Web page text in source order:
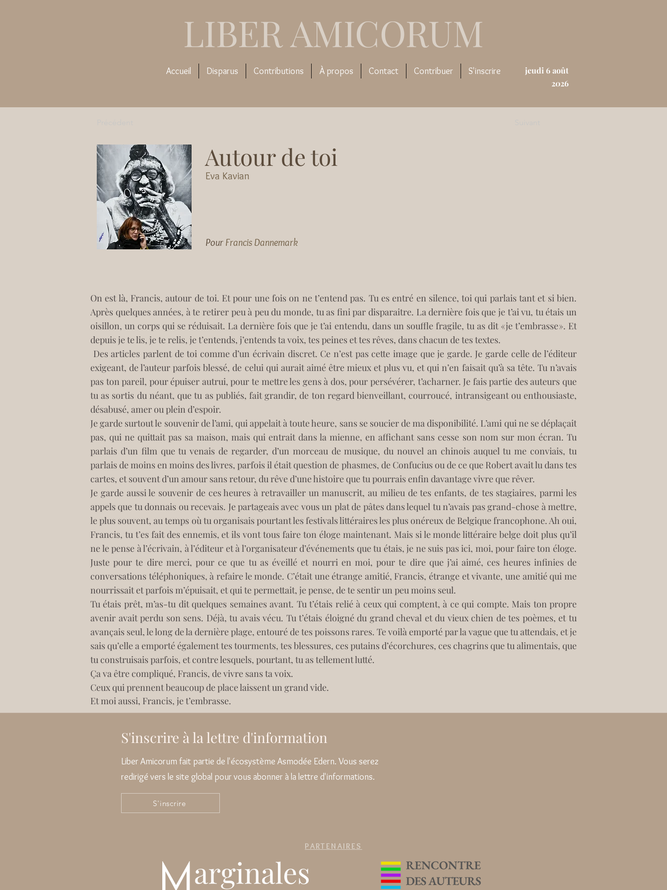
LIBER AMICORUM
Accueil Disparus Contributions À propos Contact Contribuer S'inscrire
jeudi 6 août
2026
Autour de toi
Eva Kavian
Pour Francis Dannemark
On est là, Francis, autour de toi. Et pour une fois on ne t’entend pas. Tu es entré en silence, toi qui parlais tant et si bien.
Après quelques années, à te retirer peu à peu du monde, tu as fini par disparaitre. La dernière fois que je t’ai vu, tu étais un
oisillon, un corps qui se réduisait. La dernière fois que je t’ai entendu, dans un souffle fragile, tu as dit « je t’embrasse ». Et
depuis je te lis, je te relis, je t’entends, j’entends ta voix, tes peines et tes rêves, dans chacun de tes textes.
exigeant, de l’auteur parfois blessé, de celui qui aurait aimé être mieux et plus vu, et qui n’en faisait qu’à sa tête. Tu n’avais
pas ton pareil, pour épuiser autrui, pour te mettre les gens à dos, pour persévérer, t’acharner. Je fais partie des auteurs que
tu as sortis du néant, que tu as publiés, fait grandir, de ton regard bienveillant, courroucé, intransigeant ou enthousiaste,
désabusé, amer ou plein d’espoir.
Je garde surtout le souvenir de l’ami, qui appelait à toute heure, sans se soucier de ma disponibilité. L’ami qui ne se déplaçait
pas, qui ne quittait pas sa maison, mais qui entrait dans la mienne, en affichant sans cesse son nom sur mon écran. Tu
parlais d’un film que tu venais de regarder, d’un morceau de musique, du nouvel an chinois auquel tu me conviais, tu
parlais de moins en moins des livres, parfois il était question de phasmes, de Confucius ou de ce que Robert avait lu dans tes
cartes, et souvent d’un amour sans retour, du rêve d’une histoire que tu pourrais enfin davantage vivre que rêver.
Je garde aussi le souvenir de ces heures à retravailler un manuscrit, au milieu de tes enfants, de tes stagiaires, parmi les
appels que tu donnais ou recevais. Je partageais avec vous un plat de pâtes dans lequel tu n’avais pas grand-chose à mettre,
le plus souvent, au temps où tu organisais pourtant les festivals littéraires les plus onéreux de Belgique francophone. Ah oui,
Francis, tu t’es fait des ennemis, et ils vont tous faire ton éloge maintenant. Mais si le monde littéraire belge doit plus qu’il
ne le pense à l’écrivain, à l’éditeur et à l’organisateur d’événements que tu étais, je ne suis pas ici, moi, pour faire ton éloge.
Juste pour te dire merci, pour ce que tu as éveillé et nourri en moi, pour te dire que j’ai aimé, ces heures infinies de
conversations téléphoniques, à refaire le monde. C’était une étrange amitié, Francis, étrange et vivante, une amitié qui me
nourrissait et parfois m’épuisait, et qui te permettait, je pense, de te sentir un peu moins seul.
Tu étais prêt, m’as-tu dit quelques semaines avant. Tu t’étais relié à ceux qui comptent, à ce qui compte. Mais ton propre
avenir avait perdu son sens. Déjà, tu avais vécu. Tu t’étais éloigné du grand cheval et du vieux chien de tes poèmes, et tu
avançais seul, le long de la dernière plage, entouré de tes poissons rares. Te voilà emporté par la vague que tu attendais, et je
sais qu’elle a emporté également tes tourments, tes blessures, ces putains d’écorchures, ces chagrins que tu alimentais, que
tu construisais parfois, et contre lesquels, pourtant, tu as tellement lutté.
Ça va être compliqué, Francis, de vivre sans ta voix.
Ceux qui prennent beaucoup de place laissent un grand vide.
Et moi aussi, Francis, je t’embrasse.
S'inscrire à la lettre d'information
Liber Amicorum fait partie de l'écosystème Asmodée Edern. Vous serez
redirigé vers le site global pour vous abonner à la lettre d'informations.
S'inscrire
PARTENAIRES